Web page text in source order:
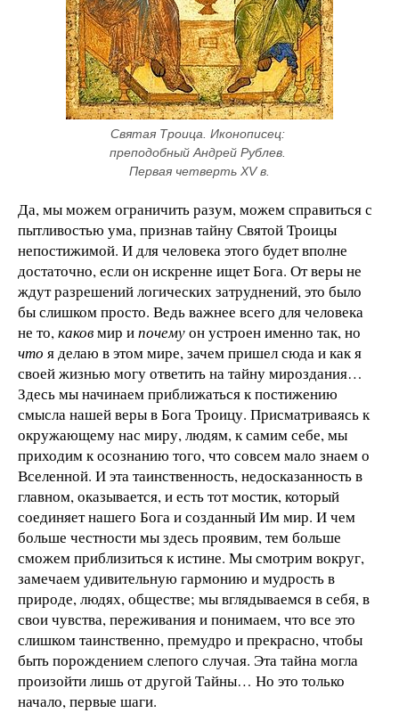
Святая Троица. Иконописец:
преподобный Андрей Рублев.
Первая четверть XV в.
Да, мы можем ограничить разум, можем справиться с
пытливостью ума, признав тайну Святой Троицы
непостижимой. И для человека этого будет вполне
достаточно, если он искренне ищет Бога. От веры не
ждут разрешений логических затруднений, это было
бы слишком просто. Ведь важнее всего для человека
не то,каковмир ипочемуон устроен именно так, но
что я делаю в этом мире, зачем пришел сюда и как я
своей жизнью могу ответить на тайну мироздания…
Здесь мы начинаем приближаться к постижению
смысла нашей веры в Бога Троицу. Присматриваясь к
окружающему нас миру, людям, к самим себе, мы
приходим к осознанию того, что совсем мало знаем о
Вселенной. И эта таинственность, недосказанность в
главном, оказывается, и есть тот мостик, который
соединяет нашего Бога и созданный Им мир. И чем
больше честности мы здесь проявим, тем больше
сможем приблизиться к истине. Мы смотрим вокруг,
замечаем удивительную гармонию и мудрость в
природе, людях, обществе; мы вглядываемся в себя, в
свои чувства, переживания и понимаем, что все это
слишком таинственно, премудро и прекрасно, чтобы
быть порождением слепого случая. Эта тайна могла
произойти лишь от другой Тайны… Но это только
начало, первые шаги.